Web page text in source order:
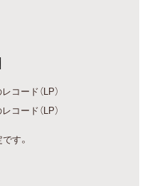
コード（LP）
コード（LP）
す。